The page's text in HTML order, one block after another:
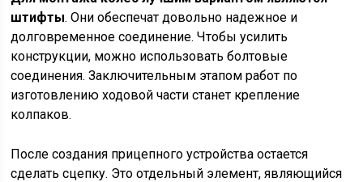
штифты. Они обеспечат довольно надежное и
долговременное соединение. Чтобы усилить
конструкции, можно использовать болтовые
соединения. Заключительным этапом работ по
изготовлению ходовой части станет крепление
колпаков.
После создания прицепного устройства остается
сделать сцепку. Это отдельный элемент, являющийся